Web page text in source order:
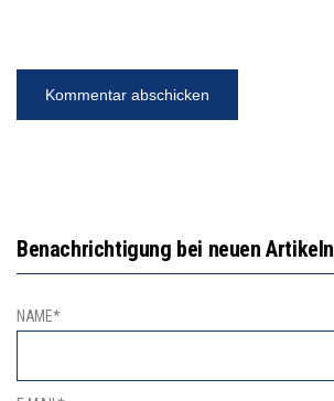
Benachrichtigung bei neuen Artikeln
NAME*